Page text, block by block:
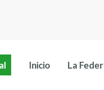
Inicio La